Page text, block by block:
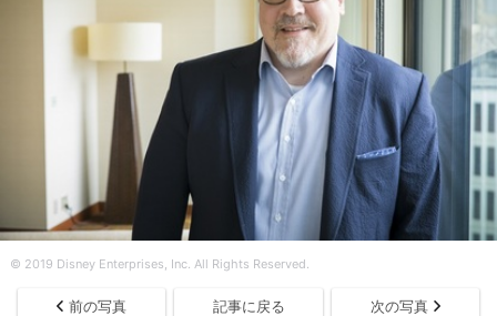
© 2019 Disney Enterprises, Inc. All Rights Reserved.
前の写真 記事に戻る 次の写真